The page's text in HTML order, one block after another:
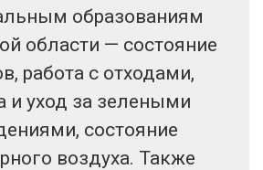
образованиям
области — состояние
работа с отходами,
и уход за зелеными
состояние
воздуха. Также